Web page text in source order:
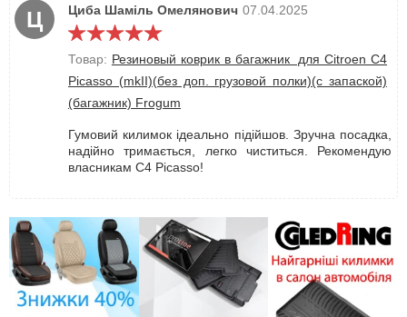
Ц Циба Шаміль Омелянович 07.04.2025
Товар: Резиновый коврик в багажник для Citroen C4
Picasso (mkII)(без доп. грузовой полки)(с запаской)
(багажник) Frogum
Гумовий килимок ідеально підійшов. Зручна посадка,
надійно тримається, легко чиститься. Рекомендую
власникам C4 Picasso!